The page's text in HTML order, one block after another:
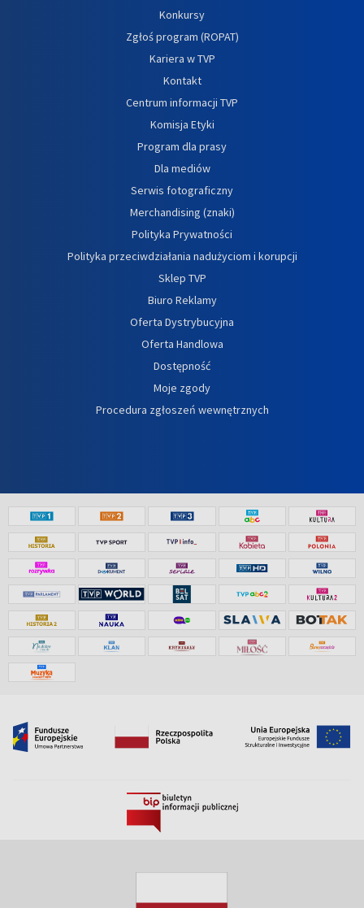
Konkursy
Zgłoś program (ROPAT)
Kariera w TVP
Kontakt
Centrum informacji TVP
Komisja Etyki
Program dla prasy
Dla mediów
Serwis fotograficzny
Merchandising (znaki)
Polityka Prywatności
Polityka przeciwdziałania nadużyciom i korupcji
Sklep TVP
Biuro Reklamy
Oferta Dystrybucyjna
Oferta Handlowa
Dostępność
Moje zgody
Procedura zgłoszeń wewnętrznych